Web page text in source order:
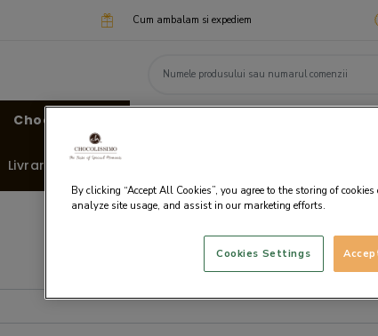
Cum ambalam si expediem
Chocolissimo
Livrare rapida 🚚
By clicking “Accept All Cookies”, you agree to the storing of
analyze site usage, and assist in our marketing efforts.
Cookies Settings